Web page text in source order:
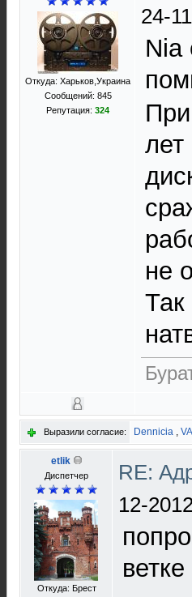
Откуда: Харьков,Украина
Сообщений: 845
Репутация: 324
24-
Nia
лет
не
Выразили согласие: Dennicia ,
etlik
Диспетчер
Откуда: Брест
RE:
12-
ветке